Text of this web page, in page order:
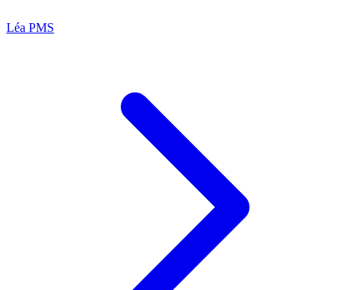
Léa PMS